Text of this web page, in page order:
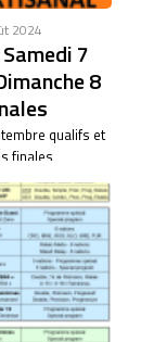
2024
7
8
qualifs et
finales